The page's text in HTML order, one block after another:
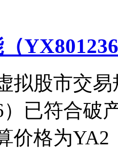
拟股市交
）已符合
价格为YA2